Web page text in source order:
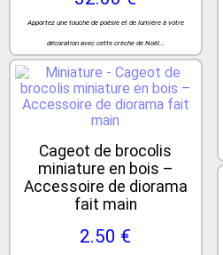
Apportez une touche de poésie et de lumière à votre
décoration avec cette crèche de Noël...
Cageot de brocolis
miniature en bois –
Accessoire de diorama
fait main
2.50 €